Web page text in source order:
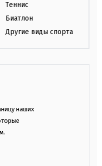
Теннис
Биатлон
Другие виды спорта
наших